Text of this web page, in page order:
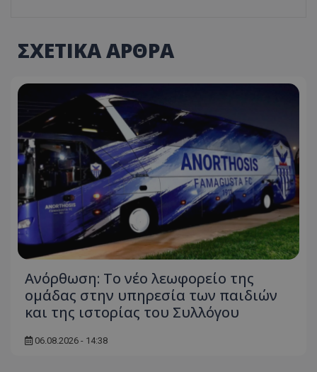
ΣΧΕΤΙΚΑ ΑΡΘΡΑ
Ανόρθωση: Το νέο λεωφορείο της
ομάδας στην υπηρεσία των παιδιών
και της ιστορίας του Συλλόγου
06.08.2026 - 14:38